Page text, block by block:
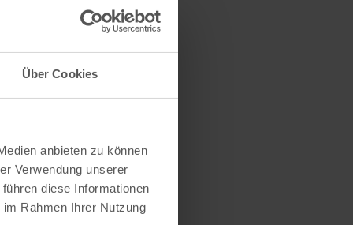
Über Cookies
anbieten zu können
Verwendung unserer
diese Informationen
Rahmen Ihrer Nutzung